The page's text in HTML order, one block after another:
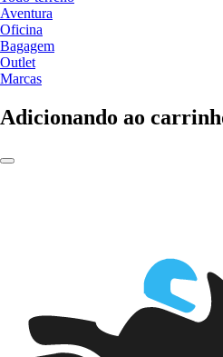
Aventura
Oficina
Bagagem
Outlet
Marcas
Adicionando ao